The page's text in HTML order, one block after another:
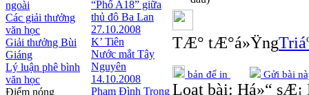
ngoài
Các giải thưởng
văn học
Giải thưởng Bùi
Giáng
Lý luận phê bình
văn học
Điểm nóng
“Phố A18” giữa
thủ đô Ba Lan
27.10.2008
K’ Tiên
Nước mắt Tây
Nguyên
14.10.2008
Phạm Đình Trọng
TÆ° tÆ°á»Ÿng
bản để in Gửi bài
Loạt bài: Há»“ sÆ¡